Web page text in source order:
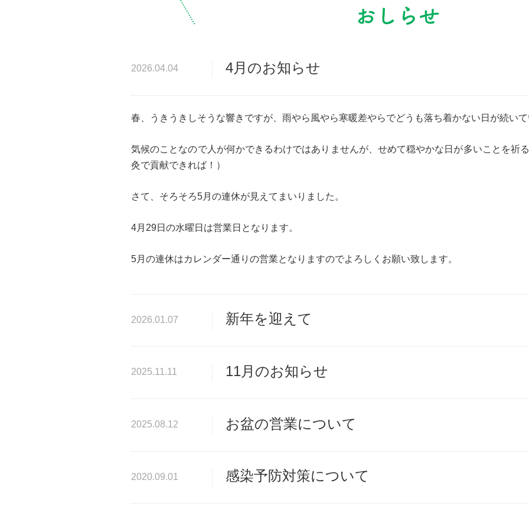
2026.04.04 4月のお知らせ
春、うきうきしそうな響きですが、雨やら風やら寒暖差やらでどうも落ち着かない日が続い
気候のことなので人が何かできるわけではありませんが、せめて穏やかな日が多いことを祈
灸で貢献できれば！）
さて、そろそろ5月の連休が見えてまいりました。
4月29日の水曜日は営業日となります。
5月の連休はカレンダー通りの営業となりますのでよろしくお願い致します。
2026.01.07 新年を迎えて
2025.11.11 11月のお知らせ
2025.08.12 お盆の営業について
2020.09.01 感染予防対策について